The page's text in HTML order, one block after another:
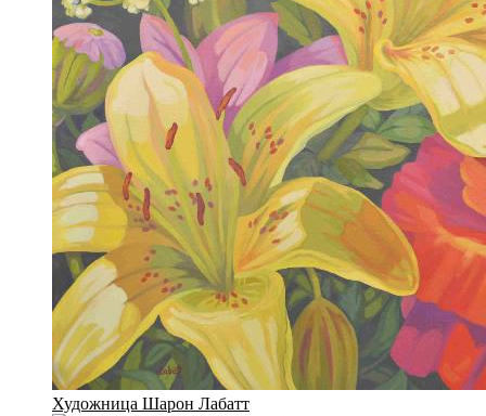
Художница Шарон Лабатт